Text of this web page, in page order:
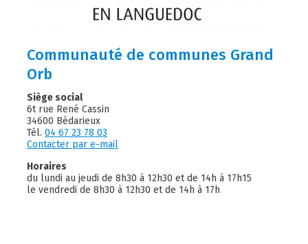
Communauté de communes Grand
Orb
Siège social
6t rue René Cassin
34600 Bédarieux
Tél. 04 67 23 78 03
Contacter par e-mail
Horaires
du lundi au jeudi de 8h30 à 12h30 et de 14h à 17h15
le vendredi de 8h30 à 12h30 et de 14h à 17h